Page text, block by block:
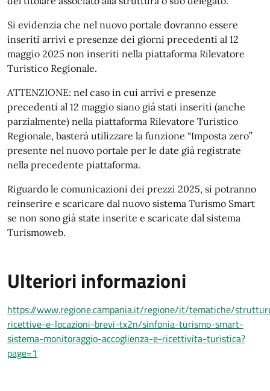
Si evidenzia che nel nuovo portale dovranno essere
inseriti arrivi e presenze dei giorni precedenti al 12
maggio 2025 non inseriti nella piattaforma Rilevatore
Turistico Regionale.
ATTENZIONE: nel caso in cui arrivi e presenze
precedenti al 12 maggio siano già stati inseriti (anche
parzialmente) nella piattaforma Rilevatore Turistico
Regionale, basterà utilizzare la funzione “Imposta zero”
presente nel nuovo portale per le date già registrate
nella precedente piattaforma.
Riguardo le comunicazioni dei prezzi 2025, si potranno
reinserire e scaricare dal nuovo sistema Turismo Smart
se non sono già state inserite e scaricate dal sistema
Turismoweb.
Ulteriori informazioni
https://www.regione.campania.it/regione/it/tematiche/
ricettive-e-locazioni-brevi-tx2n/sinfonia-turismo-smart-
sistema-monitoraggio-accoglienza-e-ricettivita-turistica?
page=1